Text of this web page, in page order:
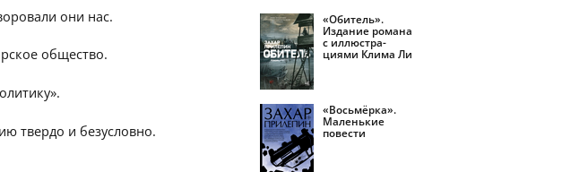
они нас.
общество.
твердо и безусловно.
«Обитель».
Издание романа
с иллюстра­
циями Клима Ли
«Восьмёрка».
Маленькие
повести